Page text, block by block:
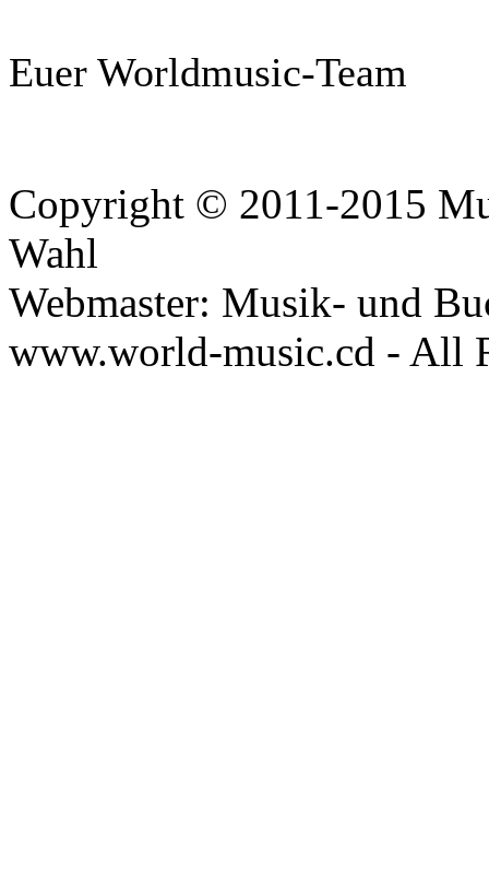
Euer Worldmusic-Team
Copyright © 2011-2015
Wahl
Webmaster: Musik- und
www.world-music.cd - All